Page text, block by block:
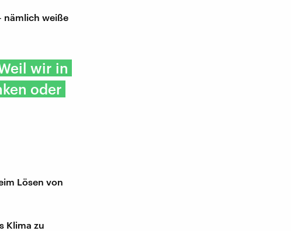
nämlich weiße
wir in
oder
Lösen von
Klima zu